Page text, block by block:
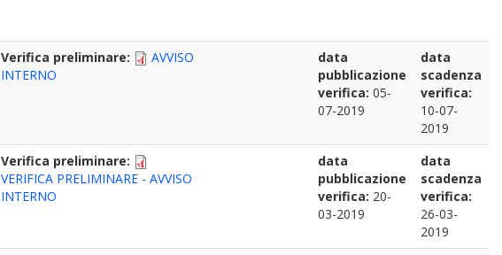
Verifica preliminare:
AVVISO
INTERNO
data
pubblicazione
verifica: 05-
07-2019
data
scadenza
verifica:
10-07-
2019
Verifica preliminare:
VERIFICA PRELIMINARE - AVVISO
INTERNO
data
pubblicazione
verifica: 20-
03-2019
data
scadenza
verifica:
26-03-
2019